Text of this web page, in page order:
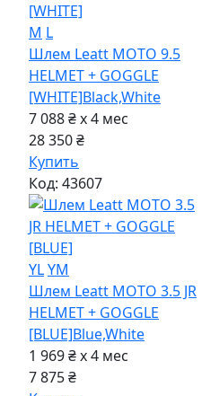
M L
Шлем Leatt MOTO 9.5
HELMET + GOGGLE
[WHITE]Black,White
7 088 ₴ x 4 мес
28 350 ₴
Купить
Код: 43607
YLYM
Шлем Leatt MOTO 3.5 JR
HELMET + GOGGLE
[BLUE]Blue,White
1 969 ₴ x 4 мес
7 875 ₴